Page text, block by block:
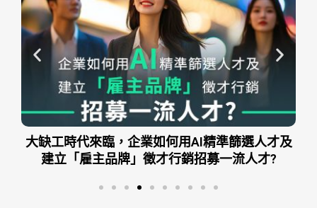
AI企業時代：用AI加速企業績效、精準控制成本